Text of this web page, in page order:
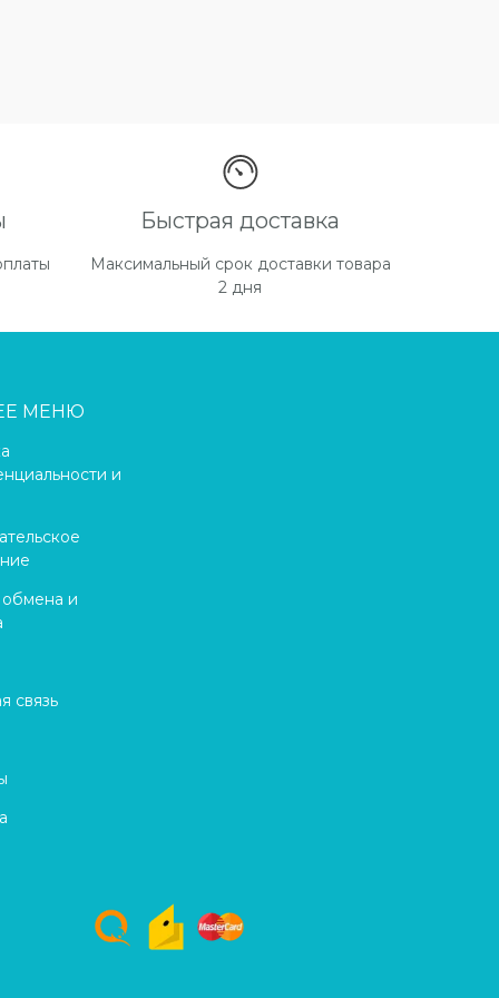
Быстрая доставка
Максимальный срок доставки товара
2 дня
МЕНЮ
и
и
связь